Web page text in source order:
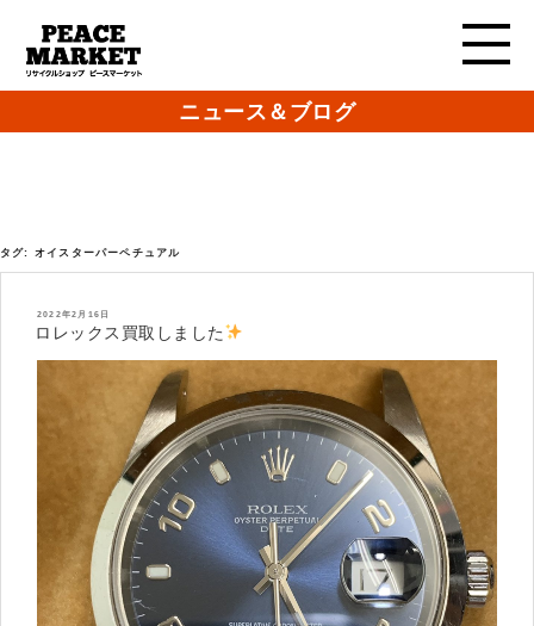
ニュース＆ブログ
タグ: オイスターパーペチュアル
投
日:
2022年2月16日
ロレックス買取しました